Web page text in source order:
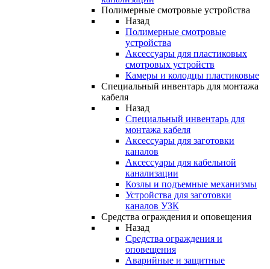
Полимерные смотровые устройства
Назад
Полимерные смотровые
устройства
Аксессуары для пластиковых
смотровых устройств
Камеры и колодцы пластиковые
Специальный инвентарь для монтажа
кабеля
Назад
Специальный инвентарь для
монтажа кабеля
Аксессуары для заготовки
каналов
Аксессуары для кабельной
канализации
Козлы и подъемные механизмы
Устройства для заготовки
каналов УЗК
Средства ограждения и оповещения
Назад
Средства ограждения и
оповещения
Аварийные и защитные